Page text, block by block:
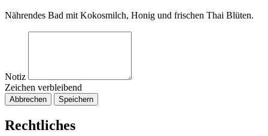
Nährendes Bad mit Kokosmilch, Honig und frischen Thai Blüten.
Notiz
Zeichen verbleibend
Abbrechen Speichern
Rechtliches